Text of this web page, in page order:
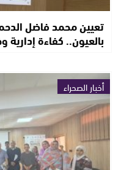
تعيين محمد فاضل
بالعيون.. كفاءة إدارية
أخبار الصحراء